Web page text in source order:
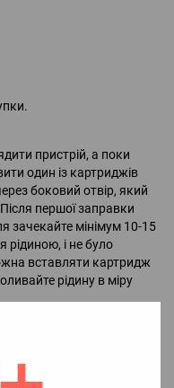
пристрій, а поки
один із картриджів
боковий отвір, який
першої заправки
зачекайте мінімум 10-15
і не було
вставляти картридж
рідину в міру